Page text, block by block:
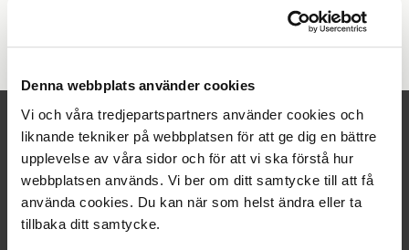
Denna webbplats använder cookies
Vi och våra tredjepartspartners använder cookies och
liknande tekniker på webbplatsen för att ge dig en bättre
upplevelse av våra sidor och för att vi ska förstå hur
webbplatsen används. Vi ber om ditt samtycke till att få
använda cookies. Du kan när som helst ändra eller ta
tillbaka ditt samtycke.